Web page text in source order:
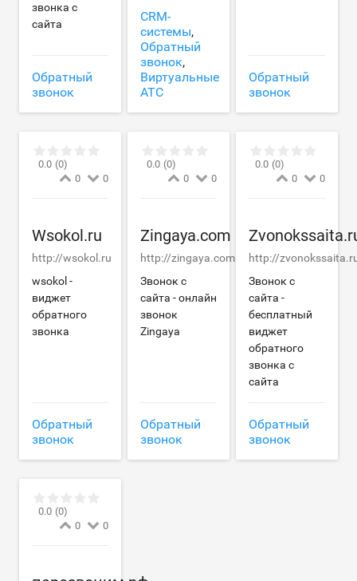
звонка с
сайта
Обратный
звонок
CRM-
системы,
Обратный
звонок,
Виртуальные
АТС
Обратный
звонок
0.0 (0)
0
0
Wsokol.ru
http://wsokol.ru
wsokol -
виджет
обратного
звонка
Обратный
звонок
0.0 (0)
0
0
Zingaya.com
http://zingaya.com
Звонок с
сайта - онлайн
звонок
Zingaya
Обратный
звонок
0.0 (0)
0
0
http://
Звонок с
сайта -
бесплатный
виджет
обратного
звонка с
сайта
Обратный
звонок
0.0 (0)
0
0